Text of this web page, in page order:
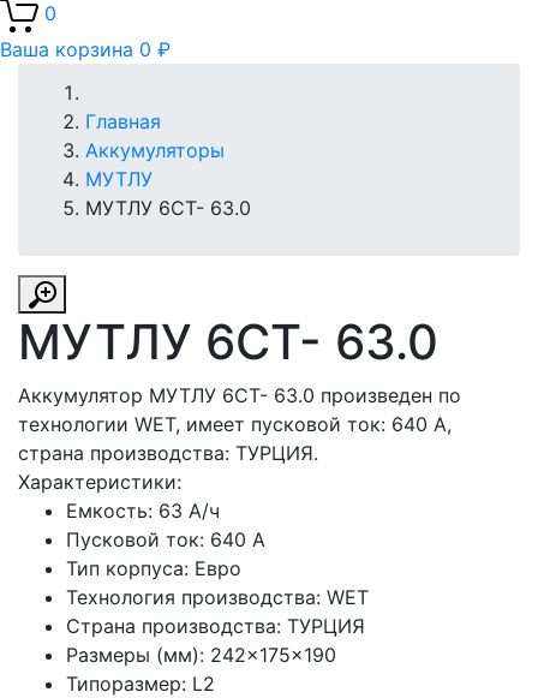
0
Ваша корзина 0 ₽
Главная
Аккумуляторы
МУТЛУ
МУТЛУ 6СТ- 63.0
МУТЛУ 6СТ- 63.0
Аккумулятор МУТЛУ 6СТ- 63.0 произведен по
технологии WET, имеет пусковой ток: 640 A,
страна производства: ТУРЦИЯ.
Характеристики:
Емкость: 63 А/ч
Пусковой ток: 640 А
Тип корпуса: Евро
Технология производства: WET
Страна производства: ТУРЦИЯ
Размеры (мм): 242×175×190
Типоразмер: L2